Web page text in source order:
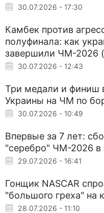
30.07.2026 - 17:30
Камбек против
полуфинала: как
завершили ЧМ-2026
30.07.2026 - 12:43
Три медали и финиш
Украины на ЧМ по
30.07.2026 - 10:49
Впервые за 7 лет:
"серебро" ЧМ-2026 в
29.07.2026 - 16:41
Гонщик NASCAR
"большого греха" на
28.07.2026 - 11:10